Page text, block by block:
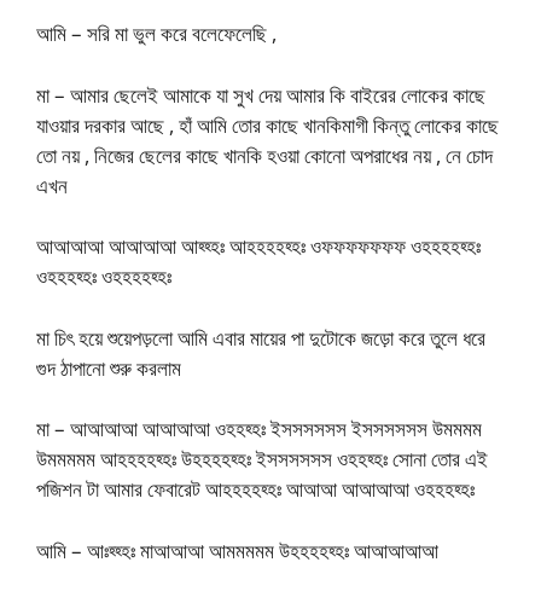
আমি – সরি মা ভুল করে বলেফেলেছি ,
মা – আমার ছেলেই আমাকে যা সুখ দেয় আমার কি বাইরের লোকের কাছে
যাওয়ার দরকার আছে , হাঁ আমি তোর কাছে খানকিমাগী কিন্তু লোকের কাছে
তো নয় , নিজের ছেলের কাছে খানকি হওয়া কোনো অপরাধের নয় , নে চোদ
এখন
আআআআ আআআআ আহ্হ্হঃ আহহহহহ্হঃ ওফফফফফফফ ওহহহহহ্হঃ
ওহহহহ্হঃ ওহহহহহ্হঃ
মা চিৎ হয়ে শুয়েপড়লো আমি এবার মায়ের পা দুটোকে জড়ো করে তুলে ধরে
গুদ ঠাপানো শুরু করলাম
মা – আআআআ আআআআ ওহহহ্হঃ ইসসসসসস ইসসসসসস উমমমম
উমমমমম আহহহহহ্হঃ উহহহহহ্হঃ ইসসসসসস ওহহহ্হঃ সোনা তোর এই
পজিশন টা আমার ফেবারেট আহহহহহ্হঃ আআআ আআআআ ওহহহহ্হঃ
আমি – আঃহ্হ্হঃ মাআআআ আমমমমম উহহহহহ্হঃ আআআআআ